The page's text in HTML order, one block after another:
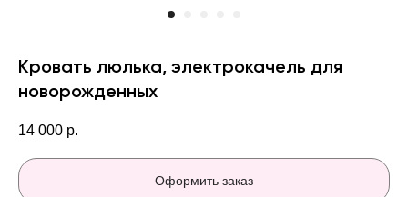
Кровать люлька, электрокачель для
новорожденных
14 000 р.
Оформить заказ